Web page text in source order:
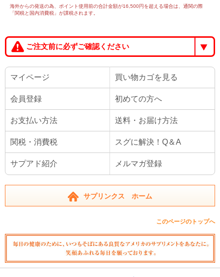
海外からの発送の為、ポイント使用前の合計金額が16,500円を超える場合は、通関の際
「関税と国内消費税」が課税されます。
ご注文前に必ずご確認ください
マイページ 買い物カゴを見る
会員登録 初めての方へ
お支払い方法 送料・お届け方法
関税・消費税 スグに解決！Q＆A
サプアド紹介 メルマガ登録
サプリンクス ホーム
このページのトップへ